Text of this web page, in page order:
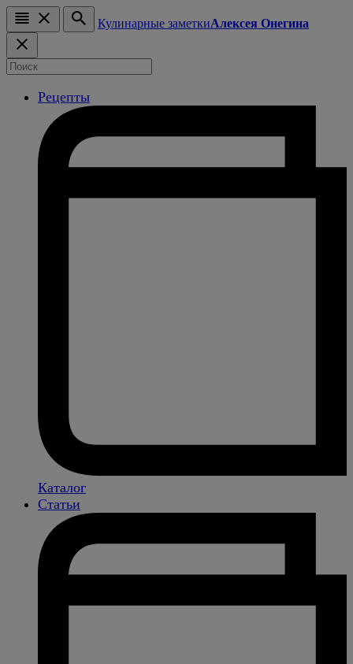
Кулинарные заметкиАлексея Онегина
Рецепты
Каталог
Статьи